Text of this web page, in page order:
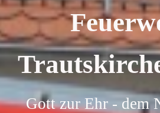
Gott zur Ehr - dem